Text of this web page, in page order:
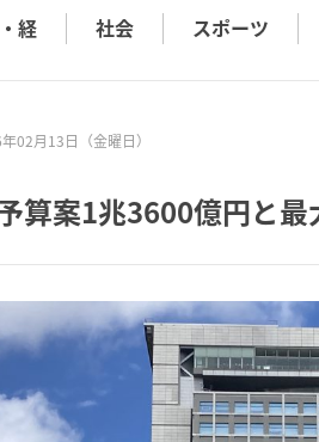
経 社会 スポーツ
02月13日（金曜日）
算案1兆3600億円と最